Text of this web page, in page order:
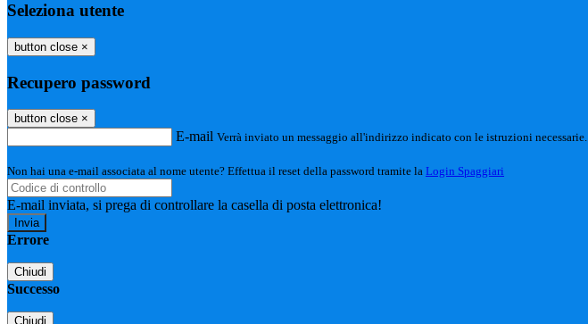
Seleziona utente
button close ×
Recupero password
button close ×
E-mail Verrà inviato un messaggio all'indirizzo indicato con le istruzioni necessarie.
Non hai una e-mail associata al nome utente? Effettua il reset della password tramite la Login Spaggiari
E-mail inviata, si prega di controllare la casella di posta elettronica!
Errore
Chiudi
Successo
Chiudi